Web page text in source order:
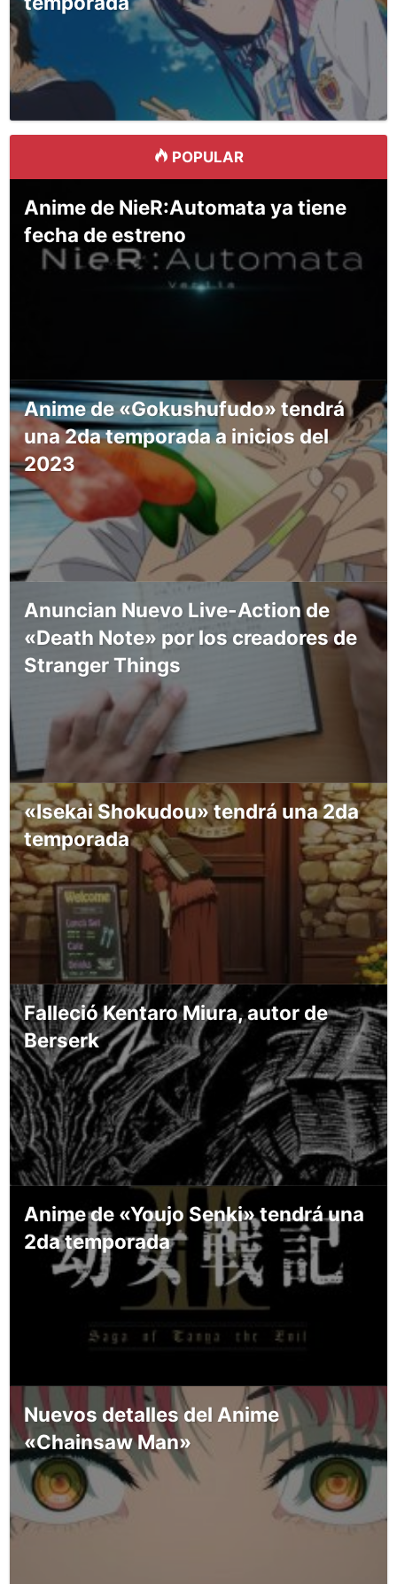
POPULAR
Anime de NieR:Automata ya tiene
fecha de estreno
Anime de «Gokushufudo» tendrá
una 2da temporada a inicios del
2023
Anuncian Nuevo Live-Action de
«Death Note» por los creadores de
Stranger Things
«Isekai Shokudou» tendrá una 2da
temporada
Falleció Kentaro Miura, autor de
Berserk
Anime de «Youjo Senki» tendrá una
2da temporada
Nuevos detalles del Anime
«Chainsaw Man»